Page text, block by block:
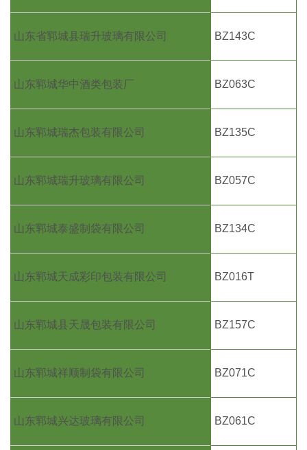
山东省郓城县瑞升玻璃有限公司 BZ143C
山东郓城华中酒类包装厂 BZ063C
山东郓城瑞杰包装有限公司 BZ135C
山东郓城瑞升玻璃有限公司 BZ057C
山东郓城泰盛制袋有限公司 BZ134C
山东郓城天成彩印包装有限公司 BZ016T
山东郓城县天晟包装有限公司 BZ157C
山东郓城祥顺制袋有限公司 BZ071C
山东郓城兴达玻璃有限公司 BZ061C